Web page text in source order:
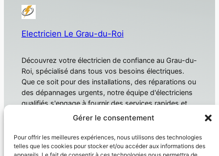
Gérer le consentement
Pour offrir les meilleures expériences, nous utilisons des technologies
telles que les cookies pour stocker et/ou accéder aux informations des
Electricien Le Grau-du-Roi
Découvrez votre électricien de confiance au Grau-du-
Roi, spécialisé dans tous vos besoins électriques.
Que ce soit pour des installations, des réparations ou
des dépannages urgents, notre équipe d'électriciens
qualifiés s'engage à fournir des services rapides et
fiables. Électricien Le Grau-du-Roi
À propos Confidentialité